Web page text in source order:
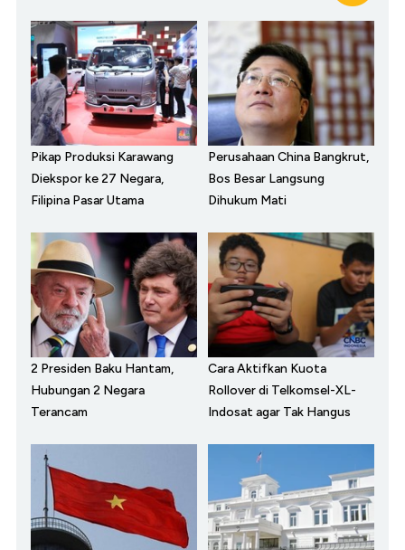
Pikap Produksi Karawang
Diekspor ke 27 Negara,
Filipina Pasar Utama
Perusahaan China Bangkrut,
Bos Besar Langsung
Dihukum Mati
2 Presiden Baku Hantam,
Hubungan 2 Negara
Terancam
Cara Aktifkan Kuota
Rollover di Telkomsel-XL-
Indosat agar Tak Hangus